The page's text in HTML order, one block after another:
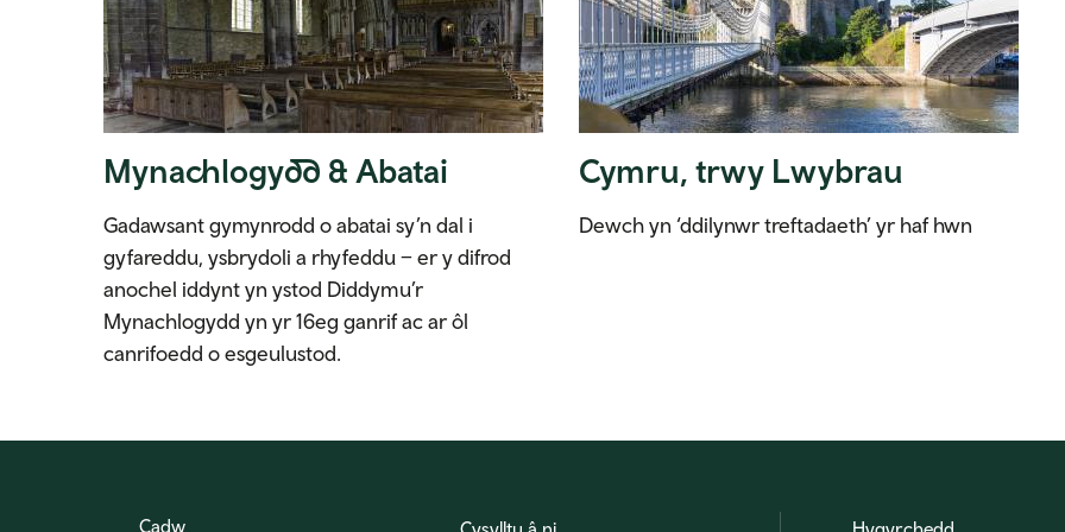
Mynachlogydd & Abatai
Gadawsant gymynrodd o abatai sy’n dal i
gyfareddu, ysbrydoli a rhyfeddu – er y difrod
anochel iddynt yn ystod Diddymu’r
Mynachlogydd yn yr 16eg ganrif ac ar ôl
canrifoedd o esgeulustod.
Cymru, trwy Lwybrau
Dewch yn ‘ddilynwr treftadaeth’ yr haf hwn
Cadw